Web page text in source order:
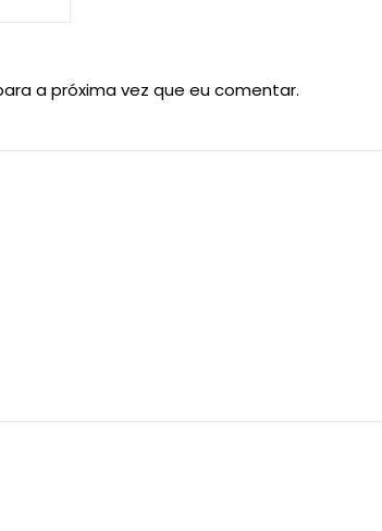
a próxima vez que eu comentar.